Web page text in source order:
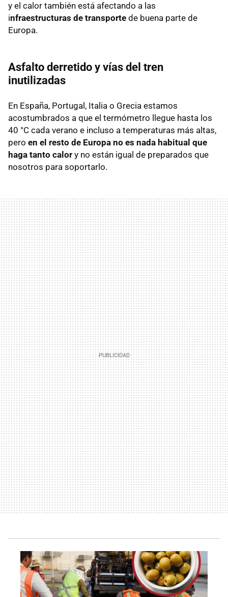
y el calor también está afectando a las
infraestructuras de transporte de buena parte de
Europa.
Asfalto derretido y vías del tren
inutilizadas
En España, Portugal, Italia o Grecia estamos
acostumbrados a que el termómetro llegue hasta los
40 °C cada verano e incluso a temperaturas más altas,
pero en el resto de Europa no es nada habitual que
haga tanto calor y no están igual de preparados que
nosotros para soportarlo.